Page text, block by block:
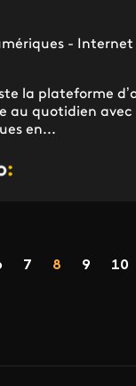
- Internet
la plateforme
au quotidien avec
en...
Page
7 Page
8 Page
9 10